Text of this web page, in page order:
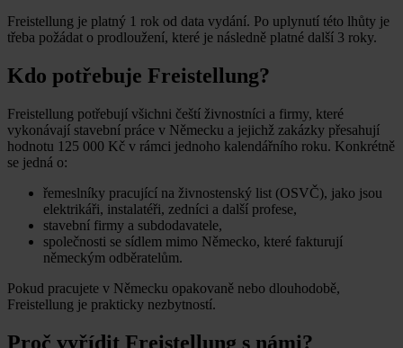
Freistellung je platný 1 rok od data vydání. Po uplynutí této lhůty je
třeba požádat o prodloužení, které je následně platné další 3 roky.
Kdo potřebuje Freistellung?
Freistellung potřebují všichni čeští živnostníci a firmy, které
vykonávají stavební práce v Německu a jejichž zakázky přesahují
hodnotu 125 000 Kč v rámci jednoho kalendářního roku. Konkrétně
se jedná o:
řemeslníky pracující na živnostenský list (OSVČ), jako jsou
elektrikáři, instalatéři, zedníci a další profese,
stavební firmy a subdodavatele,
společnosti se sídlem mimo Německo, které fakturují
německým odběratelům.
Pokud pracujete v Německu opakovaně nebo dlouhodobě,
Freistellung je prakticky nezbytností.
Proč vyřídit Freistellung s námi?